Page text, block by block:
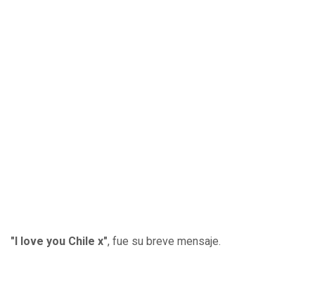
"I love you Chile x", fue su breve mensaje.